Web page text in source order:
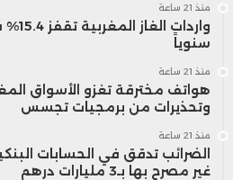
المهنية لتواكب المهن
للزوال، وإدماج تقنيات
المناهج التعليمية.
منذ 21 ساعة
سنوياً
منذ 21 ساعة
هواتف مخترقة تغزو الأسواق
وتحذيرات من برمجيات تجسس
منذ 21 ساعة
الضرائب تدقق في الحسابات
غير مصرح بها بـ3 مليارات درهم